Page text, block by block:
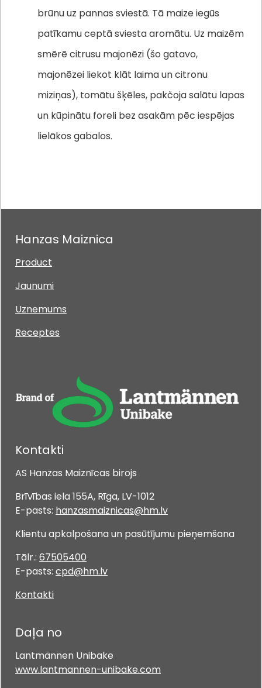
brūnu uz pannas sviestā. Tā maize iegūs
patīkamu ceptā sviesta aromātu. Uz maizēm
smērē citrusu majonēzi (šo gatavo,
majonēzei liekot klāt laima un citronu
miziņas), tomātu šķēles, pakčoja salātu lapas
un kūpinātu foreli bez asakām pēc iespējas
lielākos gabalos.
Hanzas Maiznica
Product
Jaunumi
Uznemums
Receptes
Kontakti
AS Hanzas Maiznīcas birojs
Brīvības iela 155A, Rīga, LV-1012
E-pasts: hanzasmaiznicas@hm.lv
Klientu apkalpošana un pasūtījumu pieņemšana
Tālr.: 67505400
E-pasts: cpd@hm.lv
Kontakti
Daļa no
Lantmännen Unibake
www.lantmannen-unibake.com